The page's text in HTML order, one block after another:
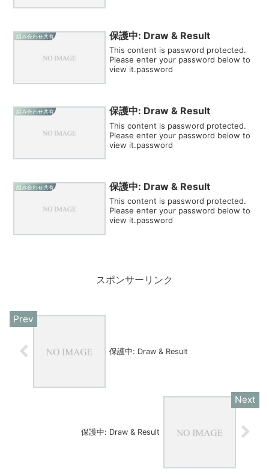
組み合わせ共有 保護中: Draw & Result
This content is password protected.
Please enter your password below to
view it.password
組み合わせ共有 保護中: Draw & Result
This content is password protected.
Please enter your password below to
view it.password
組み合わせ共有 保護中: Draw & Result
This content is password protected.
Please enter your password below to
view it.password
スポンサーリンク
保護中: Draw & Result
保護中: Draw & Result